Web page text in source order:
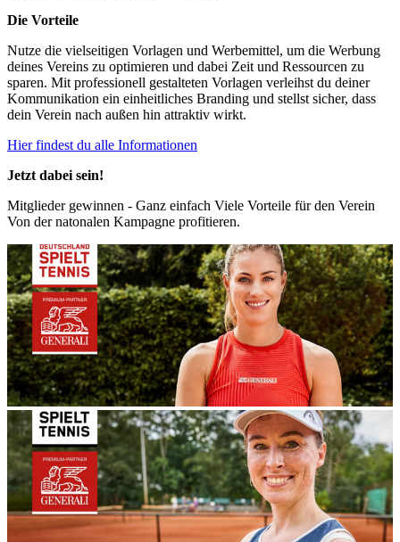
Die Vorteile
Nutze die vielseitigen Vorlagen und Werbemittel, um die Werbung
deines Vereins zu optimieren und dabei Zeit und Ressourcen zu
sparen. Mit professionell gestalteten Vorlagen verleihst du deiner
Kommunikation ein einheitliches Branding und stellst sicher, dass
dein Verein nach außen hin attraktiv wirkt.
Hier findest du alle Informationen
Jetzt dabei sein!
Mitglieder gewinnen - Ganz einfach Viele Vorteile für den Verein
Von der natonalen Kampagne profitieren.